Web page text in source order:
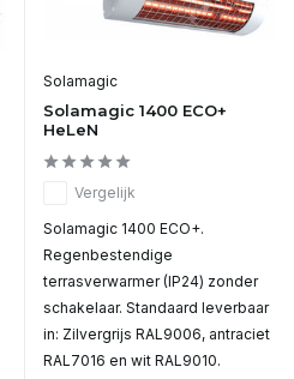
Solamagic
Solamagic 1400 ECO+
HeLeN
Vergelijk
Solamagic 1400 ECO+.
Regenbestendige
terrasverwarmer (IP24) zonder
schakelaar. Standaard leverbaar
in: Zilvergrijs RAL9006, antraciet
RAL7016 en wit RAL9010.